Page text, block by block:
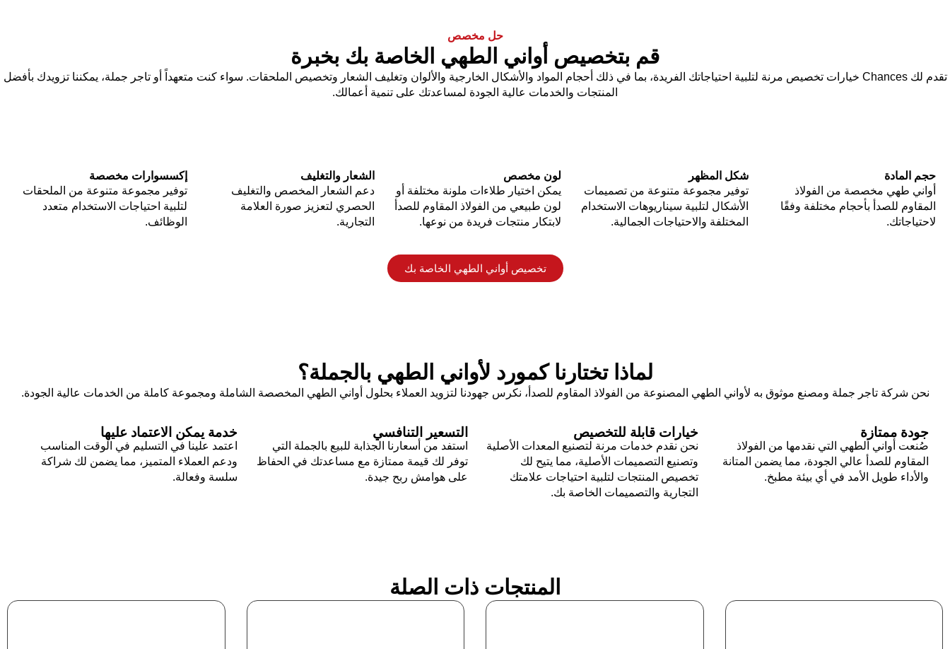
حل مخصص
قم بتخصيص أواني الطهي الخاصة بك بخبرة
تقدم لك Chances خيارات تخصيص مرنة لتلبية احتياجاتك الفريدة، بما في ذلك أحجام المواد والأشكال الخارجية والألوان وتغليف الشعار وتخصيص الملحقات. سواء كنت متعهداً أو تاجر جملة، يمكننا تزويدك بأفضل
المنتجات والخدمات عالية الجودة لمساعدتك على تنمية أعمالك.
حجم المادة
أواني طهي مخصصة من الفولاذ
المقاوم للصدأ بأحجام مختلفة وفقًا
لاحتياجاتك.
شكل المظهر
توفير مجموعة متنوعة من تصميمات
الأشكال لتلبية سيناريوهات الاستخدام
المختلفة والاحتياجات الجمالية.
لون مخصص
يمكن اختيار طلاءات ملونة مختلفة أو
لون طبيعي من الفولاذ المقاوم للصدأ
لابتكار منتجات فريدة من نوعها.
الشعار والتغليف
دعم الشعار المخصص والتغليف
الحصري لتعزيز صورة العلامة
التجارية.
إكسسوارات مخصصة
توفير مجموعة متنوعة من الملحقات
لتلبية احتياجات الاستخدام متعدد
الوظائف.
تخصيص أواني الطهي الخاصة بك
لماذا تختارنا كمورد لأواني الطهي بالجملة؟
نحن شركة تاجر جملة ومصنع موثوق به لأواني الطهي المصنوعة من الفولاذ المقاوم للصدأ، نكرس جهودنا لتزويد العملاء بحلول أواني الطهي المخصصة الشاملة ومجموعة كاملة من الخدمات عالية الجودة.
جودة ممتازة
صُنعت أواني الطهي التي نقدمها من الفولاذ
المقاوم للصدأ عالي الجودة، مما يضمن المتانة
والأداء طويل الأمد في أي بيئة مطبخ.
خيارات قابلة للتخصيص
نحن نقدم خدمات مرنة لتصنيع المعدات الأصلية
وتصنيع التصميمات الأصلية، مما يتيح لك
تخصيص المنتجات لتلبية احتياجات علامتك
التجارية والتصميمات الخاصة بك.
التسعير التنافسي
استفد من أسعارنا الجذابة للبيع بالجملة التي
توفر لك قيمة ممتازة مع مساعدتك في الحفاظ
على هوامش ربح جيدة.
خدمة يمكن الاعتماد عليها
اعتمد علينا في التسليم في الوقت المناسب
ودعم العملاء المتميز، مما يضمن لك شراكة
سلسة وفعالة.
المنتجات ذات الصلة